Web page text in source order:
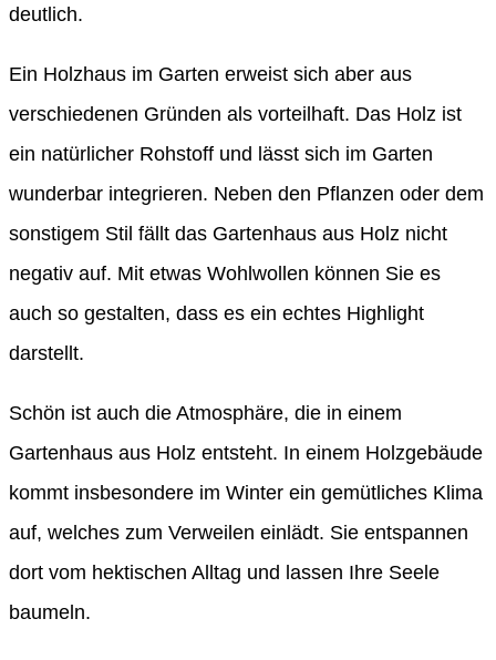
deutlich.
Ein Holzhaus im Garten erweist sich aber aus
verschiedenen Gründen als vorteilhaft. Das Holz ist
ein natürlicher Rohstoff und lässt sich im Garten
wunderbar integrieren. Neben den Pflanzen oder dem
sonstigem Stil fällt das Gartenhaus aus Holz nicht
negativ auf. Mit etwas Wohlwollen können Sie es
auch so gestalten, dass es ein echtes Highlight
darstellt.
Schön ist auch die Atmosphäre, die in einem
Gartenhaus aus Holz entsteht. In einem Holzgebäude
kommt insbesondere im Winter ein gemütliches Klima
auf, welches zum Verweilen einlädt. Sie entspannen
dort vom hektischen Alltag und lassen Ihre Seele
baumeln.